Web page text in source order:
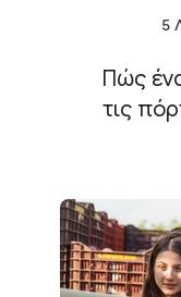
5
Πώς
τις